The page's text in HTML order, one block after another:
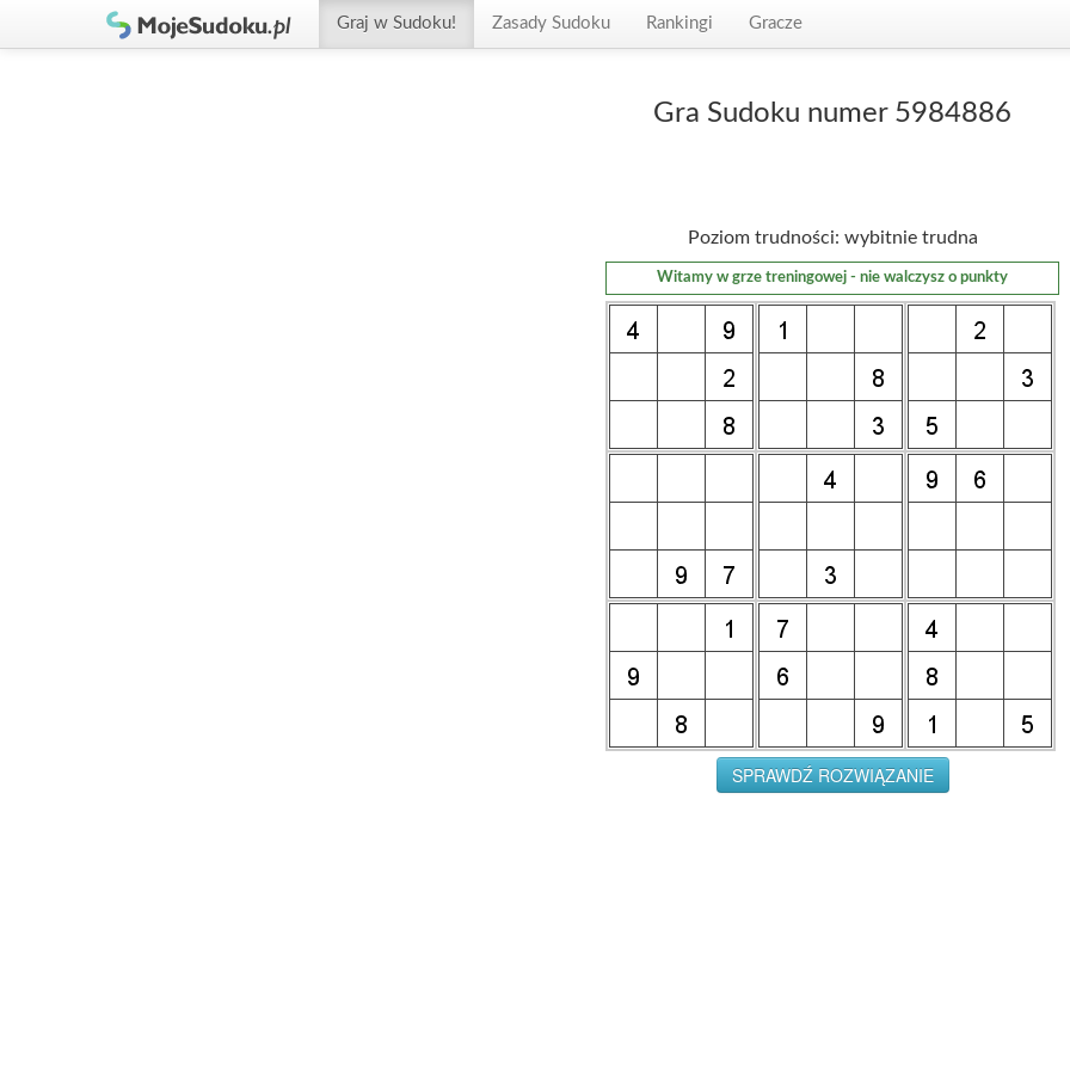
Graj w Sudoku! Zasady Sudoku Rankingi Gracze
Gra Sudoku numer 5984886
Poziom trudności: wybitnie trudna
Witamy w grze treningowej - nie walczysz o punkty